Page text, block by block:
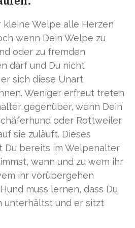
kleine Welpe alle Herzen
wenn Dein Welpe zu
oder zu fremden
darf und Du nicht
sich diese Unart
Weniger erfreut treten
gegenüber, wenn Dein
oder Rottweiler
sie zuläuft. Dieses
Du bereits im Welpenalter
wann und zu wem ihr
ihr vorübergehen
muss lernen, dass Du
unterhältst und er sitzt